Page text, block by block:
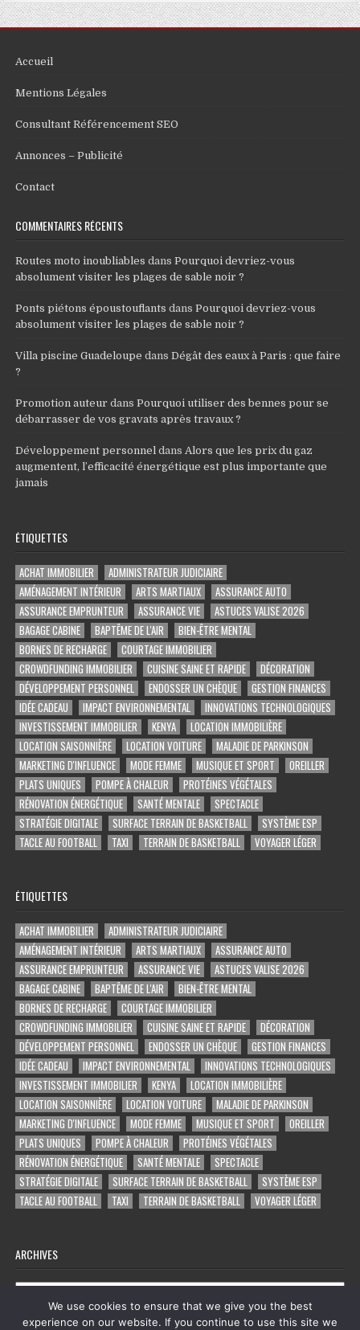
Accueil
Mentions Légales
Consultant Référencement SEO
Annonces – Publicité
Contact
COMMENTAIRES RÉCENTS
Routes moto inoubliables dansPourquoi devriez-vous
absolument visiter les plages de sable noir ?
Ponts piétons époustouflants dansPourquoi devriez-vous
absolument visiter les plages de sable noir ?
Villa piscine Guadeloupe dansDégât des eaux à Paris : que faire
?
Promotion auteur dansPourquoi utiliser des bennes pour se
débarrasser de vos gravats après travaux ?
Développement personnel dansAlors que les prix du gaz
augmentent, l’efficacité énergétique est plus importante que
jamais
ÉTIQUETTES
ACHAT IMMOBILIER
ADMINISTRATEUR JUDICIAIRE
AMÉNAGEMENT INTÉRIEUR
ARTS MARTIAUX
ASSURANCE AUTO
ASSURANCE EMPRUNTEUR
ASSURANCE VIE
ASTUCES VALISE 2026
BAGAGE CABINE
BAPTÊME DE L'AIR
BIEN-ÊTRE MENTAL
BORNES DE RECHARGE
COURTAGE IMMOBILIER
CROWDFUNDING IMMOBILIER
CUISINE SAINE ET RAPIDE
DÉCORATION
DÉVELOPPEMENT PERSONNEL
ENDOSSER UN CHÈQUE
GESTION FINANCES
IDÉE CADEAU
IMPACT ENVIRONNEMENTAL
INNOVATIONS TECHNOLOGIQUES
INVESTISSEMENT IMMOBILIER
KENYA
LOCATION IMMOBILIÈRE
LOCATION SAISONNIÈRE
LOCATION VOITURE
MALADIE DE PARKINSON
MARKETING D'INFLUENCE
MODE FEMME MUSIQUE ET SPORT
OREILLER
PLATS UNIQUES
POMPE À CHALEUR
PROTÉINES VÉGÉTALES
RÉNOVATION ÉNERGÉTIQUE
SANTÉ MENTALE
SPECTACLE
STRATÉGIE DIGITALE
SURFACE TERRAIN DE BASKETBALL
SYSTÈME ESP
TACLE AU FOOTBALL
TAXI TERRAIN DE BASKETBALL VOYAGER LÉGER
ÉTIQUETTES
ACHAT IMMOBILIER
ADMINISTRATEUR JUDICIAIRE
AMÉNAGEMENT INTÉRIEUR
ARTS MARTIAUX
ASSURANCE AUTO
ASSURANCE EMPRUNTEUR
ASSURANCE VIE
ASTUCES VALISE 2026
BAGAGE CABINE
BAPTÊME DE L'AIR
BIEN-ÊTRE MENTAL
BORNES DE RECHARGE
COURTAGE IMMOBILIER
CROWDFUNDING IMMOBILIER
CUISINE SAINE ET RAPIDE
DÉCORATION
DÉVELOPPEMENT PERSONNEL
ENDOSSER UN CHÈQUE
GESTION FINANCES
IDÉE CADEAU
IMPACT ENVIRONNEMENTAL
INNOVATIONS TECHNOLOGIQUES
INVESTISSEMENT IMMOBILIER
KENYA
LOCATION IMMOBILIÈRE
LOCATION SAISONNIÈRE
LOCATION VOITURE
MALADIE DE PARKINSON
MARKETING D'INFLUENCE
MODE FEMME MUSIQUE ET SPORT
OREILLER
PLATS UNIQUES
POMPE À CHALEUR
PROTÉINES VÉGÉTALES
RÉNOVATION ÉNERGÉTIQUE
SANTÉ MENTALE
SPECTACLE
STRATÉGIE DIGITALE
SURFACE TERRAIN DE BASKETBALL
SYSTÈME ESP
TACLE AU FOOTBALL
TAXI TERRAIN DE BASKETBALL VOYAGER LÉGER
ARCHIVES
Archives
We use cookies to ensure that we give you the best
experience on our website. If you continue to use this site we